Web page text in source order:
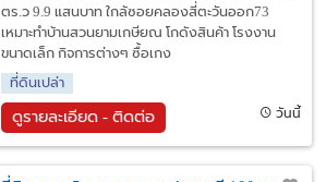
ตร.ว 9.9 แสนบาท ใกล้ซอยคลองสี่ตะวันออก73
เหมาะทำบ้านสวนยามเกษียณ โกดังสินค้า โรงงาน
ขนาดเล็ก กิจการต่างๆ ซื้อเกง
ที่ดินเปล่า
ดูรายละเอียด - ติดต่อ วันนี้